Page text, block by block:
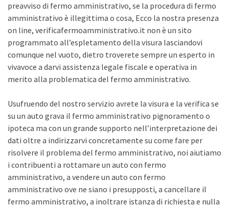
preavviso di fermo amministrativo, se la procedura di fermo
amministrativo è illegittima o cosa, Ecco la nostra presenza
on line, verificafermoamministrativo.it non è un sito
programmato all’espletamento della visura lasciandovi
comunque nel vuoto, dietro troverete sempre un esperto in
vivavoce a darvi assistenza legale fiscale e operativa in
merito alla problematica del fermo amministrativo.
Usufruendo del nostro servizio avrete la visura e la verifica se
su un auto grava il fermo amministrativo pignoramento o
ipoteca ma con un grande supporto nell’interpretazione dei
dati oltre a indirizzarvi concretamente su come fare per
risolvere il problema del fermo amministrativo, noi aiutiamo
i contribuenti a rottamare un auto con fermo
amministrativo, a vendere un auto con fermo
amministrativo ove ne siano i presupposti, a cancellare il
fermo amministrativo, a inoltrare istanza di richiesta e nulla